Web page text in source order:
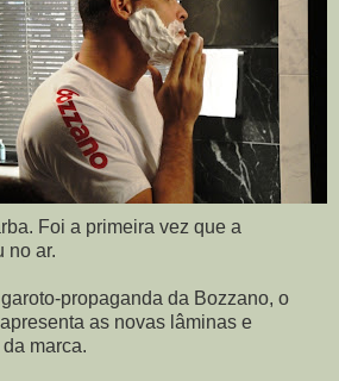
Foi a primeira vez que a
no ar.
propaganda da Bozzano, o
as novas lâminas e
marca.